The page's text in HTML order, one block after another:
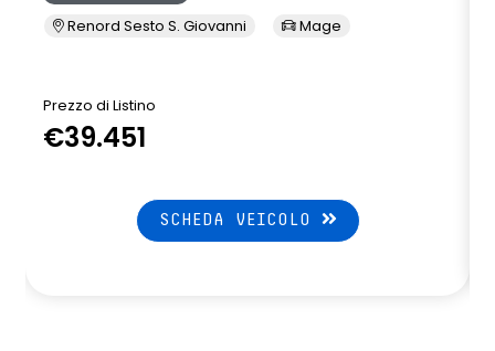
Renord Sesto S. Giovanni Mage
Prezzo di Listino
€39.451
SCHEDA VEICOLO